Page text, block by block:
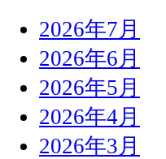
2026年7月
2026年6月
2026年5月
2026年4月
2026年3月